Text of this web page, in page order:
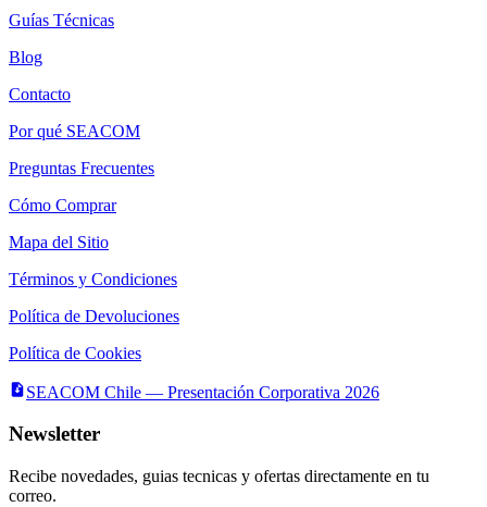
Guías Técnicas
Blog
Contacto
Por qué SEACOM
Preguntas Frecuentes
Cómo Comprar
Mapa del Sitio
Términos y Condiciones
Política de Devoluciones
Política de Cookies
SEACOM Chile — Presentación Corporativa 2026
Newsletter
Recibe novedades, guias tecnicas y ofertas directamente en tu
correo.